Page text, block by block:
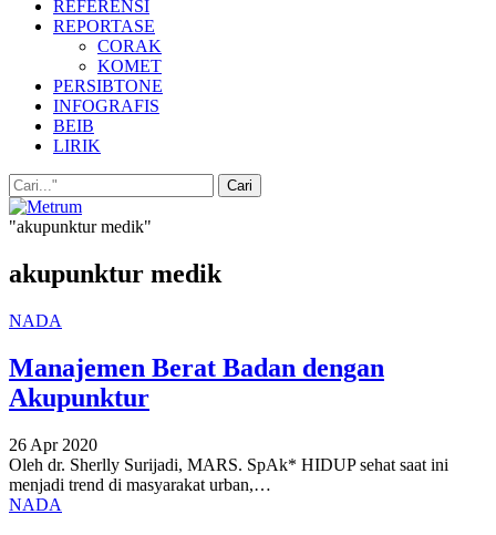
REFERENSI
REPORTASE
CORAK
KOMET
PERSIBTONE
INFOGRAFIS
BEIB
LIRIK
"akupunktur medik"
akupunktur medik
NADA
Manajemen Berat Badan dengan
Akupunktur
26 Apr 2020
Oleh dr. Sherlly Surijadi, MARS. SpAk* HIDUP sehat saat ini
menjadi trend di masyarakat urban,…
NADA